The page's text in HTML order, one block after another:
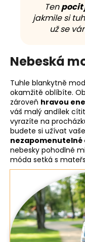
Tenpocit
jakmile si
už se
Nebeská
Tuhle blankytně
okamžitě oblíbíte.
zároveň hravou
váš malý andílek
vyrazíte na
budete si užívat
nebesky pohodlné
móda setká s